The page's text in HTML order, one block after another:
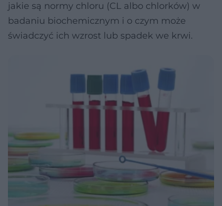
jakie są normy chloru (CL albo chlorków) w
badaniu biochemicznym i o czym może
świadczyć ich wzrost lub spadek we krwi.